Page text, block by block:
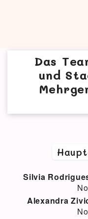
Das
und
Silvia
Alexandra